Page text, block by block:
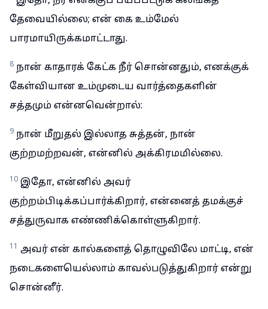
தேவையில்லை; என் கை உம்மேல்
பாரமாயிருக்கமாட்டாது.
8 நான் காதாரக் கேட்க நீர் சொன்னதும், எனக்குக்
கேள்வியான உம்முடைய வார்த்தைகளின்
சத்தமும் என்னவென்றால்:
9 நான் மீறுதல் இல்லாத சுத்தன், நான்
குற்றமற்றவன், என்னில் அக்கிரமமில்லை.
10 இதோ, என்னில் அவர்
குற்றம்பிடிக்கப்பார்க்கிறார், என்னைத் தமக்குச்
சத்துருவாக எண்ணிக்கொள்ளுகிறார்.
11 அவர் என் கால்களைத் தொழுவிலே மாட்டி, என்
நடைகளையெல்லாம் காவல்படுத்துகிறார் என்று
சொன்னீர்.